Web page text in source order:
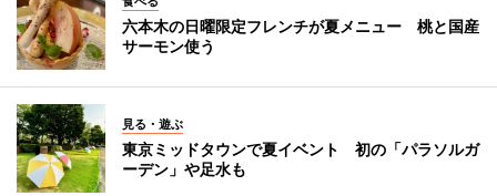
六本木の日曜限定フレンチが夏メニュー 桃と国産
サーモン使う
見る・遊ぶ
東京ミッドタウンで夏イベント 初の「パラソルガ
ーデン」や足水も